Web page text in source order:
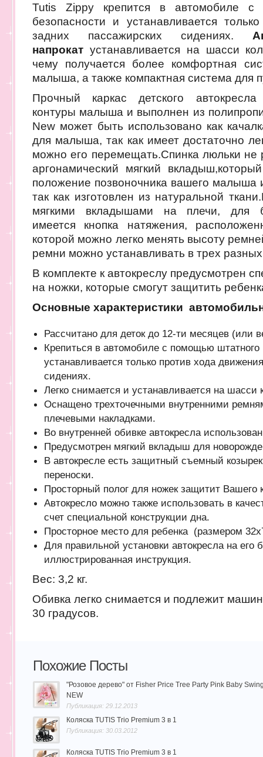
Tutis Zippy крепится в автомобиле
безопасности и устанавливается
задних пассажирских сидениях.
напрокат устанавливается на шасси
чему получается более комфортная
малыша, а также компактная система для
Прочный каркас детского автокресла
контуры малыша и выполнен из
New может быть использовано как
для малыша, так как имеет достаточно
можно его перемещать.Спинка люльки не
аргонамический мягкий
положение позвоночника вашего малыша
так как изготовлен из натуральной
мягкими вкладышами на плечи, для
имеется кнопка натяжения,
которой можно легко менять высоту
ремни можно устанавливать в трех
В комплекте к автокреслу предусмотрен
на ножки, которые смогут защитить
Основные характеристики
Рассчитано для деток до 12-ти месяцев (или
Крепиться в автомобиле с помощью штатного
устанавливается только против хода
сидениях.
Легко снимается и устанавливается на шасси
Оснащено трехточечными внутренними
плечевыми накладками.
Во внутренней обивке автокресла
Предусмотрен мягкий вкладыш для
В автокресле есть защитный съемный
переноски.
Просторный полог для ножек защитит Вашего
Автокресло можно также использовать в
счет специальной конструкции дна.
Просторное место для ребенка (размером
Для правильной установки автокресла на его
иллюстрированная инструкция.
Вес: 3,2 кг.
Обивка легко снимается и подлежит
30 градусов.
Похожие Посты
"Розовое дерево" от Fisher Price Tree Party Pink Baby
NEW
Публикация: 29.12.2013
Коляска TUTIS Trio Premium 3 в 1
Публикация: 30.03.2012
Коляска TUTIS Trio Premium 3 в 1